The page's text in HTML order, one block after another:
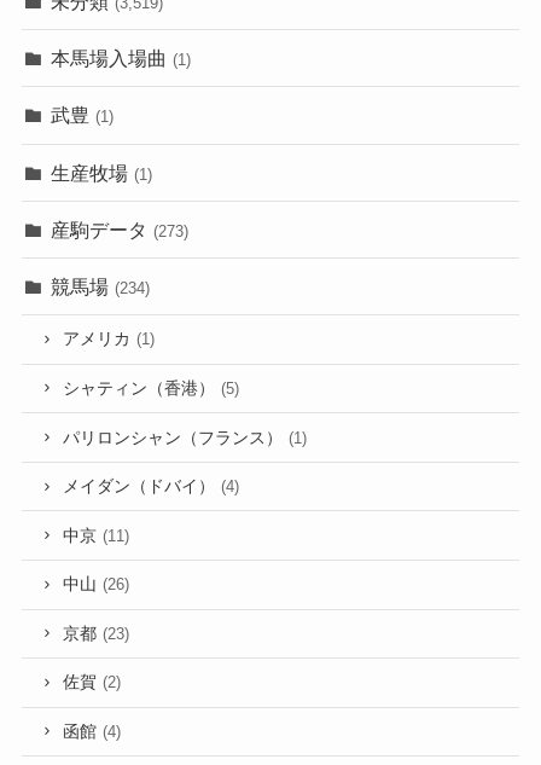
本馬場入場曲 (1)
武豊 (1)
生産牧場 (1)
産駒データ (273)
競馬場 (234)
アメリカ (1)
シャティン（香港） (5)
パリロンシャン（フランス） (1)
メイダン（ドバイ） (4)
中京 (11)
中山 (26)
京都 (23)
佐賀 (2)
函館 (4)